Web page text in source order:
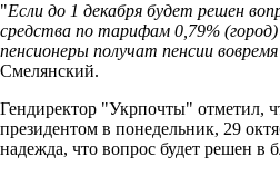
"Если до 1 декабря будет решен
средства по тарифам 0,79%
пенсионеры получат пенсии
Смелянский.
Гендиректор "Укрпочты" отметил,
президентом в понедельник, 29
надежда, что вопрос будет решен в